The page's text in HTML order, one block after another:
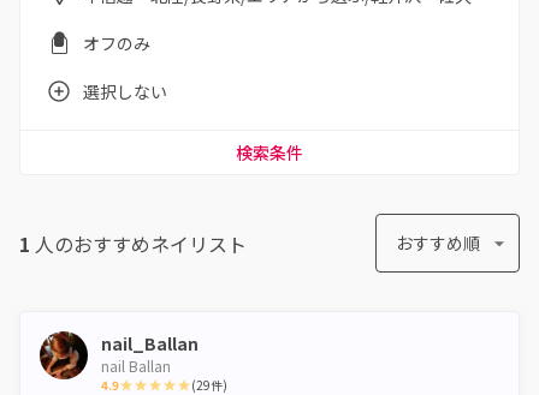
オフのみ
選択しない
検索条件
1 人のおすすめネイリスト おすすめ順
nail_Ballan
nail Ballan
4.9 (29件)